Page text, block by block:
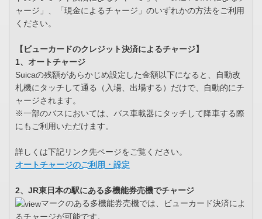
ャージ」、「現金によるチャージ」のいずれかの方法をご利用
ください。
【ビューカードのクレジット決済によるチャージ】
1、オートチャージ
Suicaの残額があらかじめ設定した金額以下になると、自動改
札機にタッチして通る（入場、出場する）だけで、自動的にチ
ャージされます。
※一部のバスにおいては、バス車載器にタッチして降車する際
にもご利用いただけます。
詳しくは下記リンク先ページをご覧ください。
オートチャージのご利用・設定
2、JR東日本の駅にある多機能券売機でチャージ
マークのある多機能券売機では、ビューカード決済によ
るチャージが可能です。